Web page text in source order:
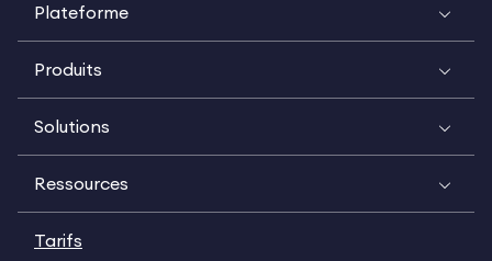
Plateforme
Produits
Solutions
Ressources
Tarifs